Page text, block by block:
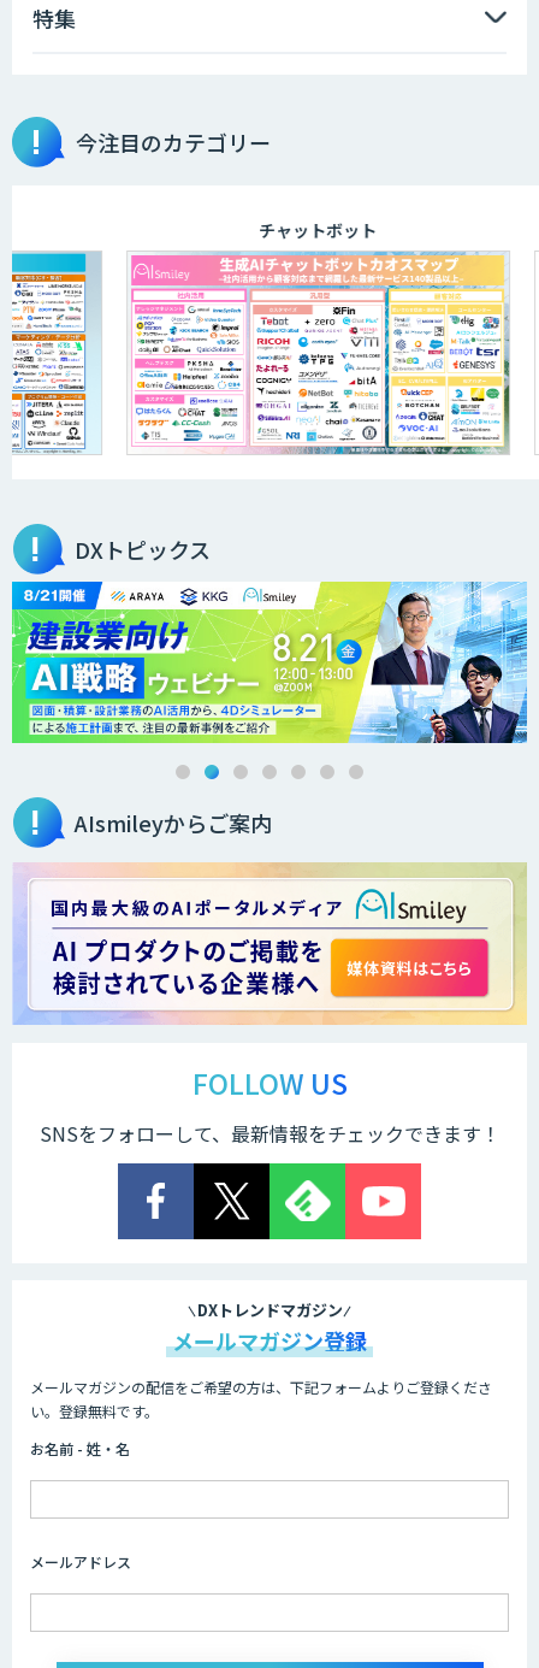
AIエンジニアアカデミー（バイブコーデ
aiDAPTIV+
ELYZA Works with KDDI
JAPAN AI KNOWLEDGE
オーダーメイドAI人材育成研修
Brain Plus for Sales
データ分析/AI開発/コンサルティング
Docify（ドシファイ）
Cogent AI Cabinet
imprai ezKotae
ログミーツ powered by GPT-4
特集
今注目のカテゴリー
チャットボット
DXトピックス
AIsmileyからご案内
FOLLOW US
SNSをフォローして、最新情報をチェックできます！
DXトレンドマガジン
メールマガジン登録
メールマガジンの配信をご希望の方は、下記フォームよりご登録くださ
い。登録無料です。
お名前 - 姓・名
メールアドレス